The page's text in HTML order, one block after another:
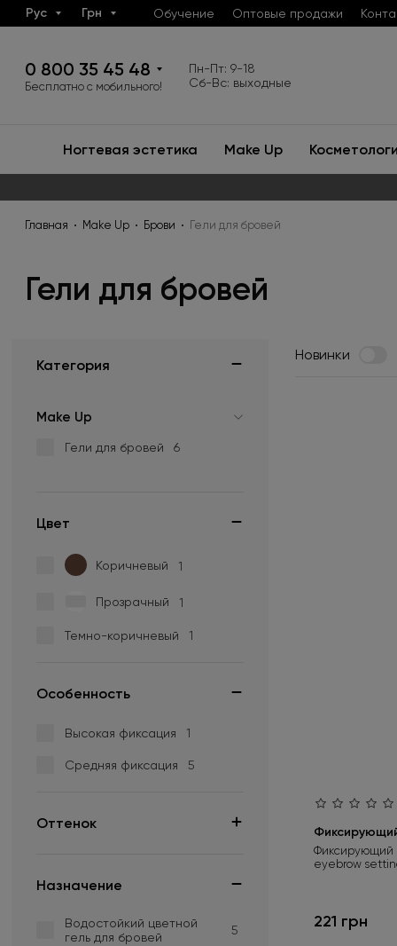
Рус Грн Обучение Оптовые продажи
0 800 35 45 48
Бесплатно с мобильного!
Пн-Пт: 9-18
Сб-Вс: выходные
Ногтевая эстетика Make Up
Главная Make Up Брови Гели для бровей
Гели для бровей
Категория
Make Up
Гели для бровей 6
Цвет
Коричневый 1
Прозрачный 1
Темно-коричневый 1
Особенность
Высокая фиксация 1
Средняя фиксация 5
Оттенок
№1 1
№2 1
Назначение
Водостойкий цветной
гель для бровей
5
Новинки
Фиксирующий
eyebrow
221 грн